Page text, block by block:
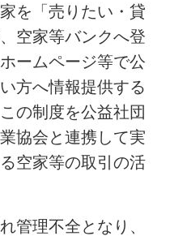
を「売りたい・貸
空家等バンクへ登
ームページ等で公
方へ情報提供する
の制度を公益社団
協会と連携して実
空家等の取引の活
管理不全となり、